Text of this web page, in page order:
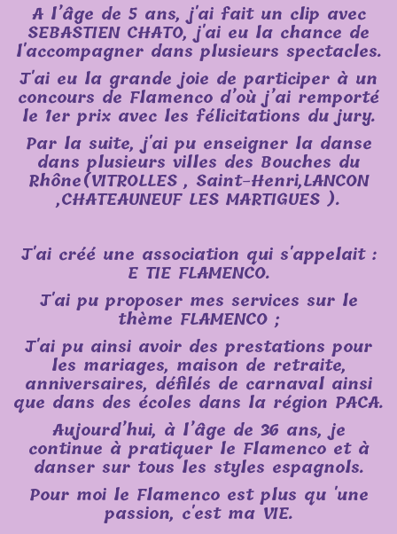
A l’âge de 5 ans, j'ai fait un clip avec
SEBASTIEN CHATO, j'ai eu la chance de
l'accompagner dans plusieurs spectacles.
J'ai eu la grande joie de participer à un
concours de Flamenco d’où j’ai remporté
le 1er prix avec les félicitations du jury.
Par la suite, j'ai pu enseigner la danse
dans plusieurs villes des Bouches du
Rhône(VITROLLES , Saint-Henri,LANCON
,CHATEAUNEUF LES MARTIGUES ).
J'ai créé une association qui s'appelait :
E TIE FLAMENCO.
J'ai pu proposer mes services sur le
thème FLAMENCO ;
J'ai pu ainsi avoir des prestations pour
les mariages, maison de retraite,
anniversaires, défilés de carnaval ainsi
que dans des écoles dans la région PACA.
Aujourd’hui, à l’âge de 36 ans, je
continue à pratiquer le Flamenco et à
danser sur tous les styles espagnols.
Pour moi le Flamenco est plus qu 'une
passion, c'est ma VIE.